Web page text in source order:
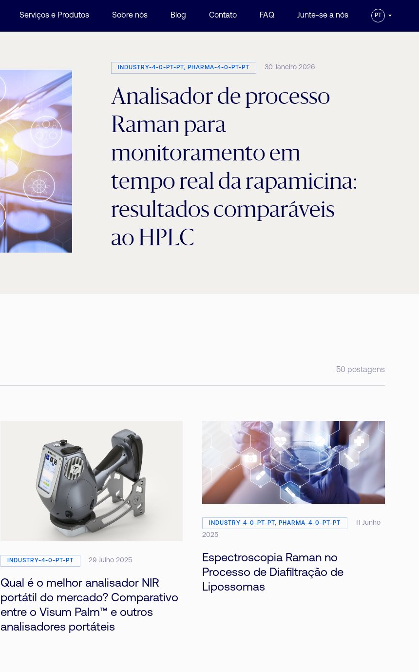
Serviços e Produtos Sobre nós Blog Contato FAQ Junte-se a nós PT
INDUSTRY-4-0-PT-PT, PHARMA-4-0-PT-PT 30 Janeiro 2026
Analisador de processo
Raman para
monitoramento em
tempo real da rapamicina:
resultados comparáveis
ao HPLC
50 postagens
INDUSTRY-4-0-PT-PT 29 Julho 2025
Qual é o melhor analisador NIR
portátil do mercado? Comparativo
entre o Visum Palm™ e outros
analisadores portáteis
INDUSTRY-4-0-PT-PT, PHARMA-4-0-PT-PT
11 Junho
2025
Espectroscopia Raman no
Processo de Diafiltração de
Lipossomas